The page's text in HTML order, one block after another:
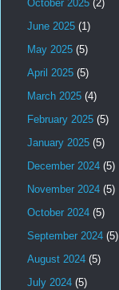
October 2025 (2)
June 2025 (1)
May 2025 (5)
April 2025 (5)
March 2025 (4)
February 2025 (5)
January 2025 (5)
December 2024 (5)
November 2024 (5)
October 2024 (5)
September 2024 (5)
August 2024 (5)
July 2024 (5)